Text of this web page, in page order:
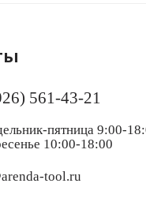
561-43-21
пятница 9:00-
10:00-18:00
tool.ru